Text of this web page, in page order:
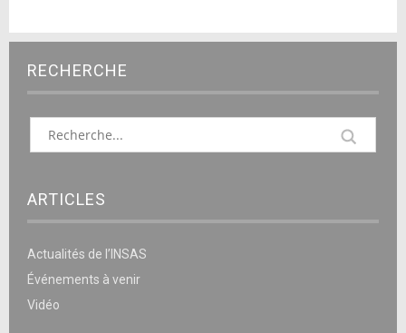
RECHERCHE
ARTICLES
Actualités de l’INSAS
Événements à venir
Vidéo